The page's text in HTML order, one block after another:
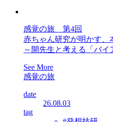
感覚の旅 第4回
赤ちゃん研究が明かす、
～開先生と考える「バイ
See More
感覚の旅
date
26.08.03
tag